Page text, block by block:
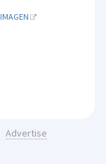
IMAGEN
Advertise